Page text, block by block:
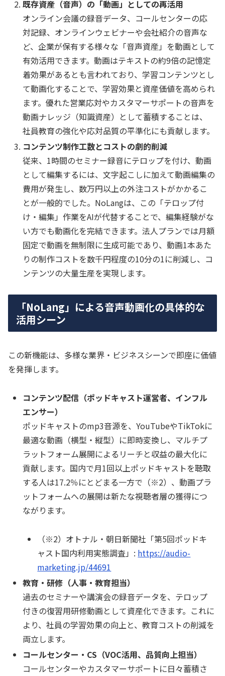
既存資産（音声）の「動画」としての再活用
オンライン会議の録音データ、コールセンターの応
対記録、オンラインウェビナーや会社紹介の音声な
ど、企業が保有する様々な「音声資産」を動画として
有効活用できます。動画はテキストの約9倍の記憶定
着効果があるとも言われており、学習コンテンツとし
て動画化することで、学習効果と資産価値を高められ
ます。優れた営業応対やカスタマーサポートの音声を
動画ナレッジ（知識資産）として蓄積することは、
社員教育の強化や応対品質の平準化にも貢献します。
コンテンツ制作工数とコストの劇的削減
従来、1時間のセミナー録音にテロップを付け、動画
として編集するには、文字起こしに加えて動画編集の
費用が発生し、数万円以上の外注コストがかかるこ
とが一般的でした。NoLangは、この「テロップ付
け・編集」作業をAIが代替することで、編集経験がな
い方でも動画化を完結できます。法人プランでは月額
固定で動画を無制限に生成可能であり、動画1本あた
りの制作コストを数千円程度の10分の1に削減し、コ
ンテンツの大量生産を実現します。
「NoLang」による音声動画化の具体的な
活用シーン
この新機能は、多様な業界・ビジネスシーンで即座に価値
を発揮します。
コンテンツ配信（ポッドキャスト運営者、インフル
エンサー）
ポッドキャストのmp3音源を、YouTubeやTikTokに
最適な動画（横型・縦型）に即時変換し、マルチプ
ラットフォーム展開によるリーチと収益の最大化に
貢献します。国内で月1回以上ポッドキャストを聴取
する人は17.2％にとどまる一方で（※2）、動画プラ
ットフォームへの展開は新たな視聴者層の獲得につ
ながります。
（※2）オトナル・朝日新聞社「第5回ポッドキ
ャスト国内利用実態調査」: https://audio-
marketing.jp/44691
教育・研修（人事・教育担当）
過去のセミナーや講演会の録音データを、テロップ
付きの復習用研修動画として資産化できます。これに
より、社員の学習効果の向上と、教育コストの削減を
両立します。
コールセンター・CS（VOC活用、品質向上担当）
コールセンターやカスタマーサポートに日々蓄積さ